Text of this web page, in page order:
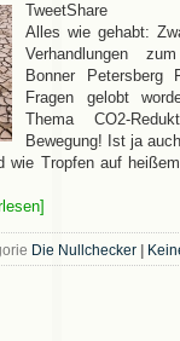
TweetShare
Alles wie gehabt:
Verhandlungen
Bonner Petersberg
Fragen gelobt
Thema CO2-
Bewegung! Ist ja
wie Tropfen auf
Die Nullchecker